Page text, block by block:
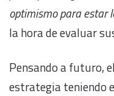
optimismo para estar
la hora de evaluar
Pensando a futuro,
estrategia teniendo